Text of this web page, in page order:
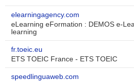
elearningagency.com
eLearning eFormation : DEMOS e-
learning
fr.toeic.eu
ETS TOEIC France - ETS TOEIC
speedlinguaweb.com